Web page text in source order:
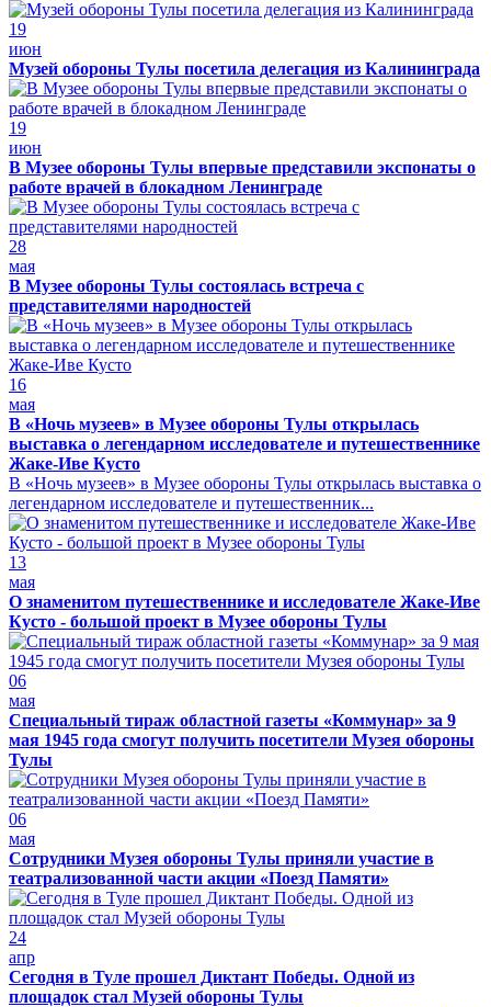
19
июн
Музей обороны Тулы посетила делегация из Калининграда
19
июн
В Музее обороны Тулы впервые представили экспонаты о
работе врачей в блокадном Ленинграде
28
мая
В Музее обороны Тулы состоялась встреча с
представителями народностей
16
мая
В «Ночь музеев» в Музее обороны Тулы открылась
выставка о легендарном исследователе и путешественнике
Жаке-Иве Кусто
В «Ночь музеев» в Музее обороны Тулы открылась выставка о
легендарном исследователе и путешественник...
13
мая
О знаменитом путешественнике и исследователе Жаке-Иве
Кусто - большой проект в Музее обороны Тулы
06
мая
Специальный тираж областной газеты «Коммунар» за 9
мая 1945 года смогут получить посетители Музея обороны
Тулы
06
мая
Сотрудники Музея обороны Тулы приняли участие в
театрализованной части акции «Поезд Памяти»
24
апр
Сегодня в Туле прошел Диктант Победы. Одной из
площадок стал Музей обороны Тулы